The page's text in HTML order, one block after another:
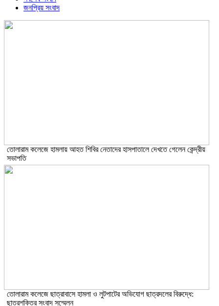
জনপ্রিয় সংবাদ
তোলারাম কলেজে হামলায় আহত শিবির নেতাদের হাসপাতালে দেখতে গেলেন কেন্দ্রীয়
সভাপতি
তোলারাম কলেজে ছাত্রাবাসে হামলা ও লুটপাটের অভিযোগ ছাত্রদলের বিরুদ্ধে:
ছাত্রশক্তির সংবাদ সম্মেলন